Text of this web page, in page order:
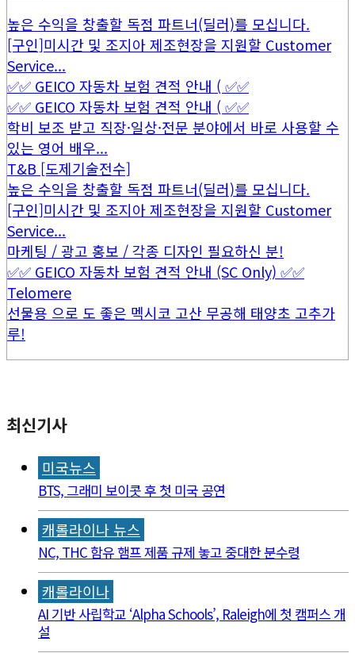
높은 수익을 창출할 독점 파트너(딜러)를 모십니다.
[구인]미시간 및 조지아 제조현장을 지원할 Customer
Service...
✅✅ GEICO 자동차 보험 견적 안내 ( ✅✅
✅✅ GEICO 자동차 보험 견적 안내 ( ✅✅
학비 보조 받고 직장·일상·전문 분야에서 바로 사용할 수
있는 영어 배우...
T&B [도제기술전수]
높은 수익을 창출할 독점 파트너(딜러)를 모십니다.
[구인]미시간 및 조지아 제조현장을 지원할 Customer
Service...
마케팅 / 광고 홍보 / 각종 디자인 필요하신 분!
✅✅ GEICO 자동차 보험 견적 안내 (SC Only) ✅✅
Telomere
선물용 으로 도 좋은 멕시코 고산 무공해 태양초 고추가
루!
최신기사
미국뉴스
BTS, 그래미 보이콧 후 첫 미국 공연
캐롤라이나 뉴스
NC, THC 함유 햄프 제품 규제 놓고 중대한 분수령
캐롤라이나
AI 기반 사립학교 ‘Alpha Schools’, Raleigh에 첫 캠퍼스 개
설